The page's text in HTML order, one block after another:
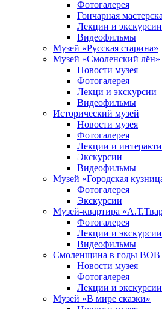
Фотогалерея
Гончарная
Лекции и экскурсии
Видеофильмы
Музей «Русская старина»
Музей «Смоленский лён»
Новости музея
Фотогалерея
Лекци и экскурсии
Видеофильмы
Исторический музей
Новости музея
Фотогалерея
Лекции и
Экскурсии
Видеофильмы
Музей «Городская
Фотогалерея
Экскурсии
Музей-квартира
Фотогалерея
Лекции и экскурсии
Видеофильмы
Смоленщина в годы ВОВ
Новости музея
Фотогалерея
Лекции и экскурсии
Музей «В мире сказки»